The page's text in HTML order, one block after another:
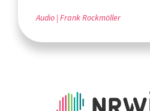
Audio Frank Rockmöller